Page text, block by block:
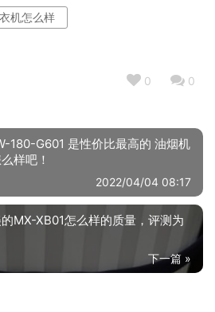
机怎么样
0 0
180-G601 是性价比最高的 油烟机
样吧！
2022/04/04 08:17
的MX-XB01怎么样的质量，评测为
下一篇 »